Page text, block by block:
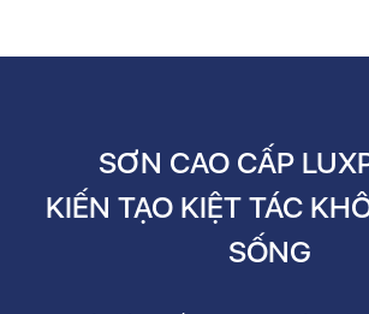
SƠN CAO CẤP
KIẾN TẠO KIỆT TÁC
SỐNG